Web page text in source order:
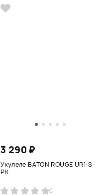
3 290 ₽
Укулеле BATON ROUGE UR1-S-
PK
0